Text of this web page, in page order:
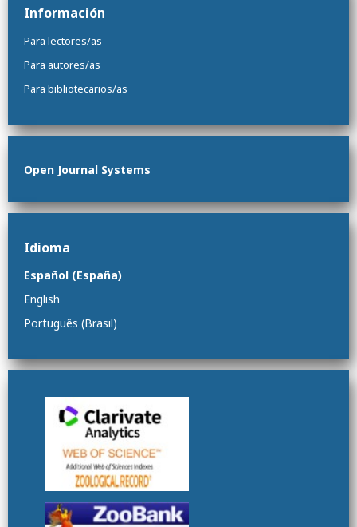
Información
Para lectores/as
Para autores/as
Para bibliotecarios/as
Open Journal Systems
Idioma
Español (España)
English
Português (Brasil)